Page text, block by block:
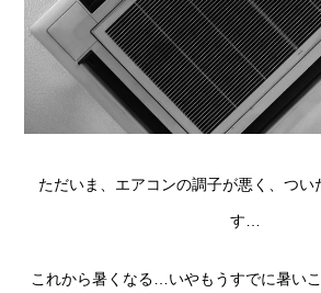
ただいま、エアコンの調子が悪く、つい
す…
これから暑くなる…いやもうすでに暑い